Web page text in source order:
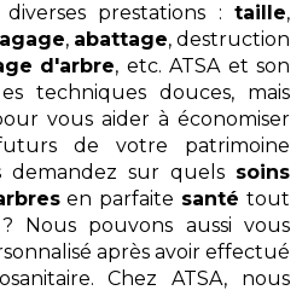
prestations : taille,
, abattage, destruction
d'arbre, etc. ATSA et son
techniques douces, mais
vous aider à économiser
de votre patrimoine
demandez sur quels soins
en parfaite santé tout
Nous pouvons aussi vous
après avoir effectué
Chez ATSA, nous